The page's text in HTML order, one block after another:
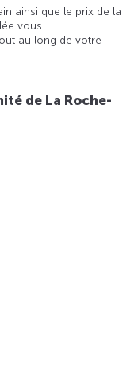
ainsi que le prix de la
vous
au long de votre
de La Roche-